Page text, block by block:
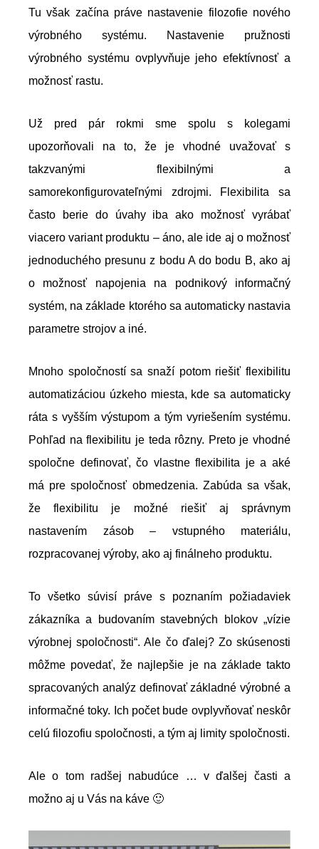
Tu však začína práve nastavenie filozofie nového
výrobného systému. Nastavenie pružnosti
výrobného systému ovplyvňuje jeho efektívnosť a
možnosť rastu.
Už pred pár rokmi sme spolu s kolegami
upozorňovali na to, že je vhodné uvažovať s
takzvanými flexibilnými a
samorekonfigurovateľnými zdrojmi. Flexibilita sa
často berie do úvahy iba ako možnosť vyrábať
viacero variant produktu – áno, ale ide aj o možnosť
jednoduchého presunu z bodu A do bodu B, ako aj
o možnosť napojenia na podnikový informačný
systém, na základe ktorého sa automaticky nastavia
parametre strojov a iné.
Mnoho spoločností sa snaží potom riešiť flexibilitu
automatizáciou úzkeho miesta, kde sa automaticky
ráta s vyšším výstupom a tým vyriešením systému.
Pohľad na flexibilitu je teda rôzny. Preto je vhodné
spoločne definovať, čo vlastne flexibilita je a aké
má pre spoločnosť obmedzenia. Zabúda sa však,
že flexibilitu je možné riešiť aj správnym
nastavením zásob – vstupného materiálu,
rozpracovanej výroby, ako aj finálneho produktu.
To všetko súvisí práve s poznaním požiadaviek
zákazníka a budovaním stavebných blokov „vízie
výrobnej spoločnosti“. Ale čo ďalej? Zo skúsenosti
môžme povedať, že najlepšie je na základe takto
spracovaných analýz definovať základné výrobné a
informačné toky. Ich počet bude ovplyvňovať neskôr
celú filozofiu spoločnosti, a tým aj limity spoločnosti.
Ale o tom radšej nabudúce … v ďalšej časti a
možno aj u Vás na káve 🙂